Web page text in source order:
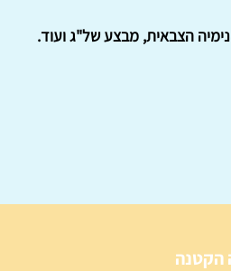
אמיר מי טל שנהרג כמפקד גדוד בקרב עם מחבלים בלבנון: מבצע זבקין 1986, הפנימיה הצבאית, מבצע של"ג ועוד.
הקטנה